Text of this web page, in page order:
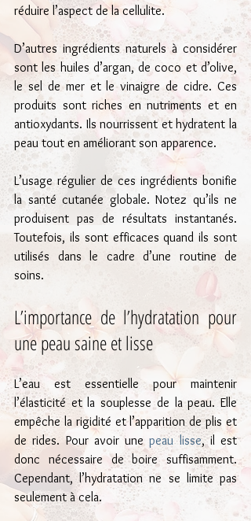
réduire l’aspect de la cellulite.
D’autres ingrédients naturels à considérer
sont les huiles d’argan, de coco et d’olive,
le sel de mer et le vinaigre de cidre. Ces
produits sont riches en nutriments et en
antioxydants. Ils nourrissent et hydratent la
peau tout en améliorant son apparence.
L’usage régulier de ces ingrédients bonifie
la santé cutanée globale. Notez qu’ils ne
produisent pas de résultats instantanés.
Toutefois, ils sont efficaces quand ils sont
utilisés dans le cadre d’une routine de
soins.
L’importance de l’hydratation pour
une peau saine et lisse
L’eau est essentielle pour maintenir
l’élasticité et la souplesse de la peau. Elle
empêche la rigidité et l’apparition de plis et
de rides. Pour avoir une peau lisse, il est
donc nécessaire de boire suffisamment.
Cependant, l’hydratation ne se limite pas
seulement à cela.